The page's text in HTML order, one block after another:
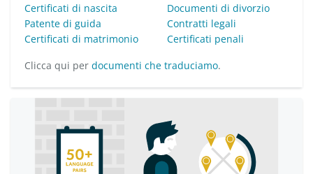
Certificati di nascita
Documenti di divorzio
Patente di guida
Contratti legali
Certificati di matrimonio
Certificati penali
Clicca qui per documenti che traduciamo.